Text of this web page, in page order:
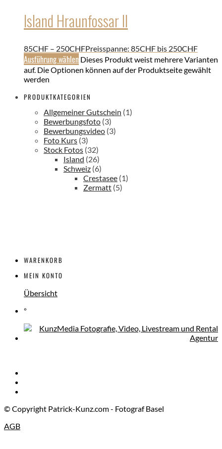
Island Hraunfossar II
85CHF – 250CHFPreisspanne: 85CHF bis 250CHF
Ausführung wählen Dieses Produkt weist mehrere Varianten
auf. Die Optionen können auf der Produktseite gewählt
werden
PRODUKTKATEGORIEN
Allgemeiner Gutschein (1)
Bewerbungsfoto (3)
Bewerbungsvideo (3)
Foto Kurs (3)
Stock Fotos (32)
Island (26)
Schweiz (6)
Crestasee (1)
Zermatt (5)
WARENKORB
MEIN KONTO
Übersicht
°
© Copyright Patrick-Kunz.com - Fotograf Basel
AGB